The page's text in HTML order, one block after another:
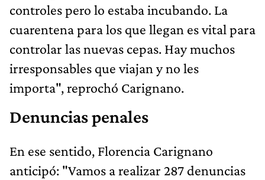
controles pero lo estaba incubando. La
cuarentena para los que llegan es vital para
controlar las nuevas cepas. Hay muchos
irresponsables que viajan y no les
importa", reprochó Carignano.
Denuncias penales
En ese sentido, Florencia Carignano
anticipó: "Vamos a realizar 287 denuncias